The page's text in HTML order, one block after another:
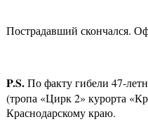
Пострадавший скончался.
P.S.По факту гибели 47-
(тропа «Цирк 2» курорта
Краснодарскому краю.